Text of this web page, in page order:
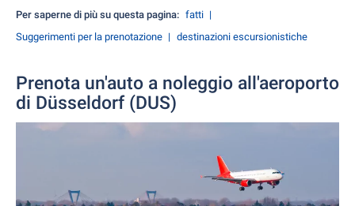
Per saperne di più su questa pagina: fatti
Suggerimenti per la prenotazione
destinazioni escursionistiche
Prenota un'auto a noleggio all'aeroporto
di Düsseldorf (DUS)